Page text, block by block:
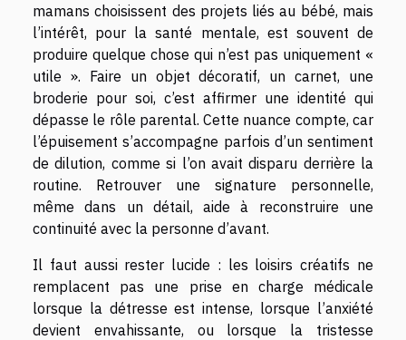
mamans choisissent des projets liés au bébé, mais
l’intérêt, pour la santé mentale, est souvent de
produire quelque chose qui n’est pas uniquement «
utile ». Faire un objet décoratif, un carnet, une
broderie pour soi, c’est affirmer une identité qui
dépasse le rôle parental. Cette nuance compte, car
l’épuisement s’accompagne parfois d’un sentiment
de dilution, comme si l’on avait disparu derrière la
routine. Retrouver une signature personnelle,
même dans un détail, aide à reconstruire une
continuité avec la personne d’avant.
Il faut aussi rester lucide : les loisirs créatifs ne
remplacent pas une prise en charge médicale
lorsque la détresse est intense, lorsque l’anxiété
devient envahissante, ou lorsque la tristesse